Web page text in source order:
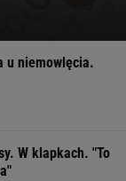
u niemowlęcia.
W klapkach. "To